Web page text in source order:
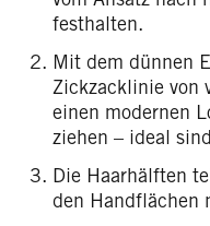
festhalten.
Mit dem dünnen
Zickzacklinie von
einen modernen
ziehen – ideal
Die Haarhälften
den Handflächen